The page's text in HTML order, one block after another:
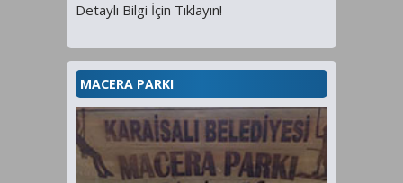
Detaylı Bilgi İçin Tıklayın!
MACERA PARKI